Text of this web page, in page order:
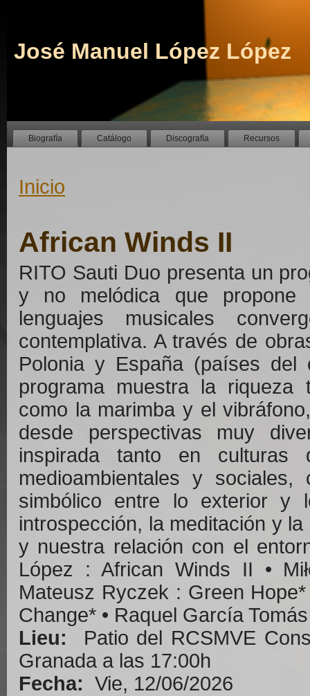
José Manuel López López
Biografía Catálogo Discografía Recursos
Inicio
African Winds II
RITO Sauti Duo presenta un
y no melódica que propone
lenguajes musicales
contemplativa. A través de
Polonia y España (países
programa muestra la riqueza
como la marimba y el
desde perspectivas muy
inspirada tanto en culturas
medioambientales y
simbólico entre lo exterior
introspección, la meditación y
y nuestra relación con el
López : African Winds II •
Mateusz Ryczek : Green Hope*
Change* • Raquel García
Lieu:
Patio del RCSMVE
Granada a las 17:00h
Fecha: Vie, 12/06/2026